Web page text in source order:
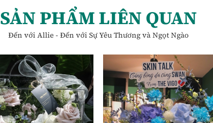
SẢN PHẨM LIÊN QUAN
Đến với Allie - Đến với Sự Yêu Thương và Ngọt Ngào